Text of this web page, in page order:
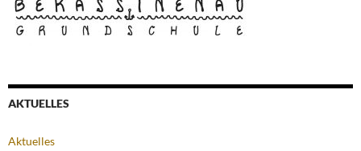
AKTUELLES
Aktuelles